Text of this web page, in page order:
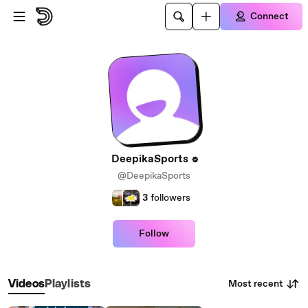
Skip to main content
Connect
DeepikaSports
@DeepikaSports
3 followers
Follow
VideosPlaylists Most recent